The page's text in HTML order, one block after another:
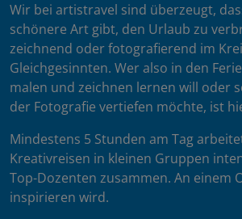
Wir bei artistravel sind überzeugt,
schönere Art gibt, den Urlaub zu
zeichnend oder fotografierend im
Gleichgesinnten. Wer also in den
malen und zeichnen lernen will oder
der Fotografie vertiefen möchte, ist
Mindestens 5 Stunden am Tag
Kreativreisen in kleinen Gruppen
Top-Dozenten zusammen. An einem
inspirieren wird.